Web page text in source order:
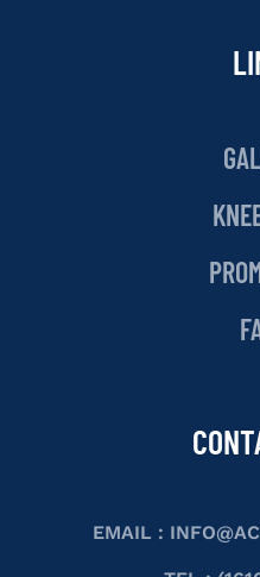
EMAIL :